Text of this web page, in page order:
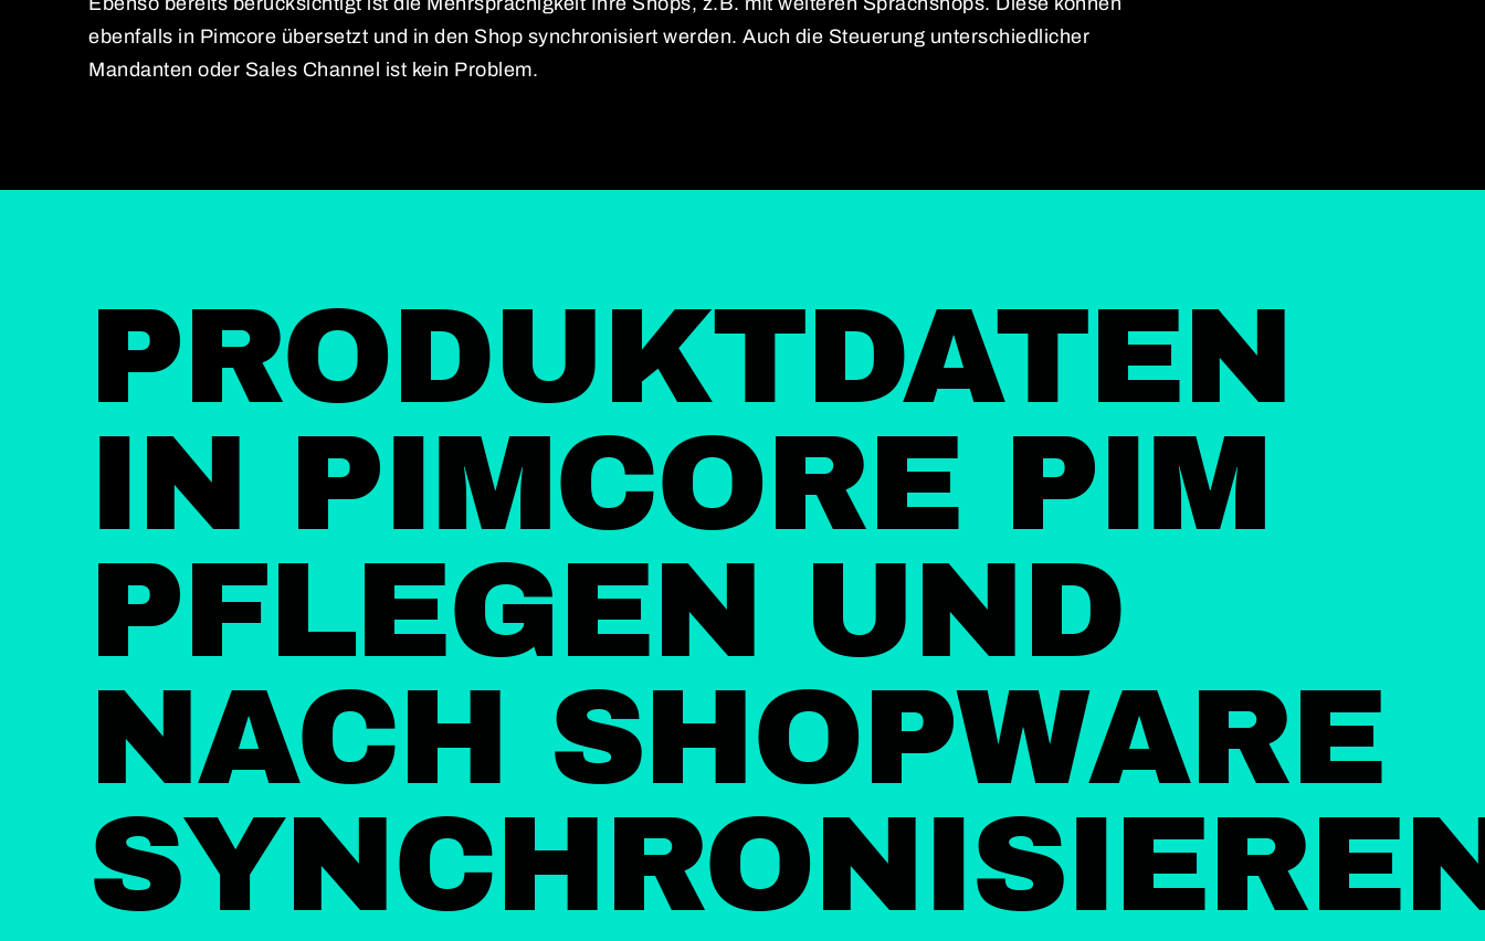
ebenfalls in Pimcore übersetzt und in den Shop synchronisiert werden. Auch die Steuerung unterschiedlicher
Mandanten oder Sales Channel ist kein Problem.
PRODUKTDATEN
IN PIMCORE PIM
PFLEGEN UND
NACH SHOPWARE